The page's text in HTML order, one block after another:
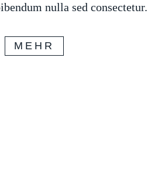
nulla sed consectetur.
MEHR